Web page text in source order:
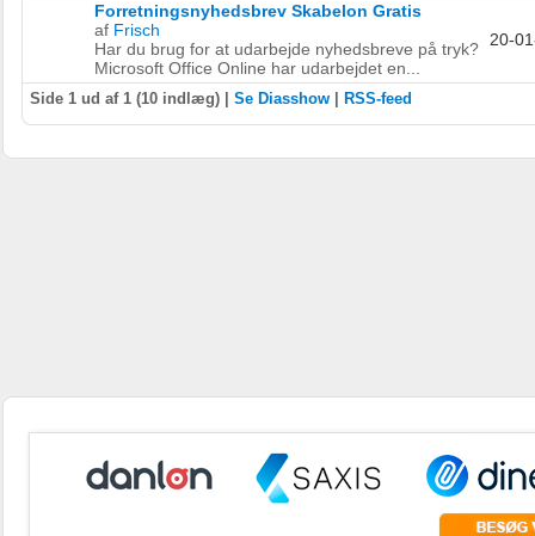
Forretningsnyhedsbrev Skabelon Gratis
af Frisch
Har du brug for at udarbejde nyhedsbreve på tryk?
Microsoft Office Online har udarbejdet en...
20-
Side 1 ud af 1 (10 indlæg) | Se Diasshow RSS-feed